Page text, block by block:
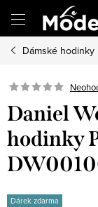
obsah
Dámské hodinky
Daniel
hodinky
Dárek zdarma